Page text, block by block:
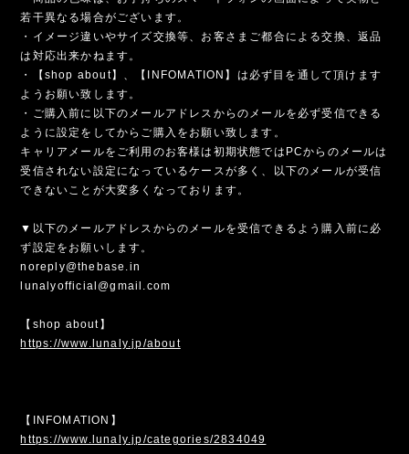
若干異なる場合がございます。
・イメージ違いやサイズ交換等、お客さまご都合による交換、返品
は対応出来かねます。
・【shop about】、【INFOMATION】は必ず目を通して頂けます
ようお願い致します。
・ご購入前に以下のメールアドレスからのメールを必ず受信できる
ように設定をしてからご購入をお願い致します。
キャリアメールをご利用のお客様は初期状態ではPCからのメールは
受信されない設定になっているケースが多く、以下のメールが受信
できないことが大変多くなっております。
▼以下のメールアドレスからのメールを受信できるよう購入前に必
ず設定をお願いします。
noreply@thebase.in
lunalyofficial@gmail.com
【shop about】
https://www.lunaly.jp/about
【INFOMATION】
https://www.lunaly.jp/categories/2834049